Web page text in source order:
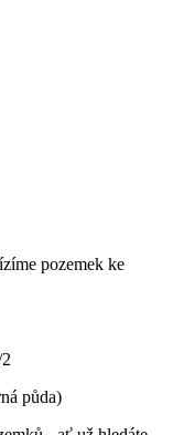
pozemek ke
půda)